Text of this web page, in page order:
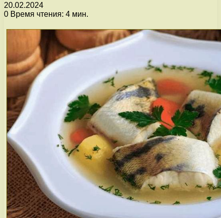
20.02.2024
0 Время чтения: 4 мин.